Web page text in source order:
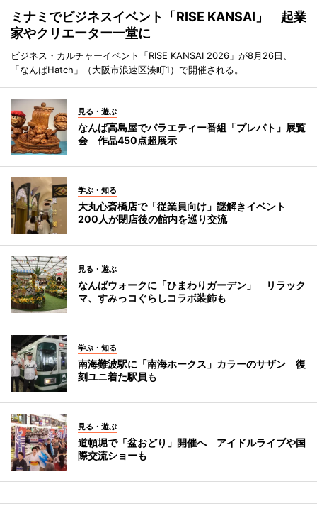
ミナミでビジネスイベント「RISE KANSAI」 起業
家やクリエーター一堂に
ビジネス・カルチャーイベント「RISE KANSAI 2026」が8月26日、
「なんばHatch」（大阪市浪速区湊町1）で開催される。
見る・遊ぶ
なんば高島屋でバラエティー番組「プレバト」展覧
会 作品450点超展示
学ぶ・知る
大丸心斎橋店で「従業員向け」謎解きイベント
200人が閉店後の館内を巡り交流
見る・遊ぶ
なんばウォークに「ひまわりガーデン」 リラック
マ、すみっコぐらしコラボ装飾も
学ぶ・知る
南海難波駅に「南海ホークス」カラーのサザン 復
刻ユニ着た駅員も
見る・遊ぶ
道頓堀で「盆おどり」開催へ アイドルライブや国
際交流ショーも